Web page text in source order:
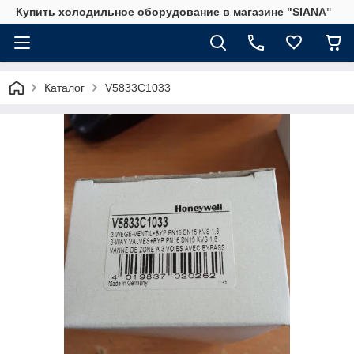
Купить холодильное оборудование в магазине "SIANA"
Каталог V5833C1033